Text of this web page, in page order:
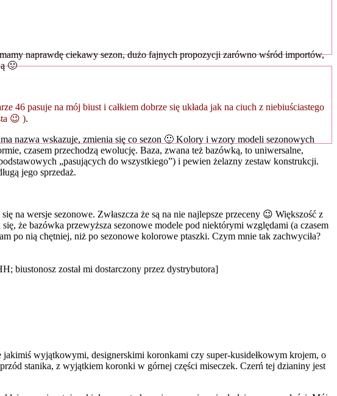
naprawdę ciekawy sezon, dużo fajnych propozycji zarówno wśród importów,
🙂
46 pasuje na mój biust i całkiem dobrze się układa jak na ciuch z niebiuściastego
😉 ).
nazwa wskazuje, zmienia się co sezon 🙂 Kolory i wzory modeli sezonowych
czasem przechodzą ewolucję. Baza, zwana też bazówką, to uniwersalne,
„pasujących do wszystkiego”) i pewien żelazny zestaw konstrukcji.
jego sprzedaż.
na wersje sezonowe. Zwłaszcza że są na nie najlepsze przeceny 😉 Większość z
że bazówka przewyższa sezonowe modele pod niektórymi względami (a czasem
po nią chętniej, niż po sezonowe kolorowe ptaszki. Czym mnie tak zachwyciła?
został mi dostarczony przez dystrybutora]
wyjątkowymi, designerskimi koronkami czy super-kusidełkowym krojem, o
stanika, z wyjątkiem koronki w górnej części miseczek. Czerń tej dzianiny jest